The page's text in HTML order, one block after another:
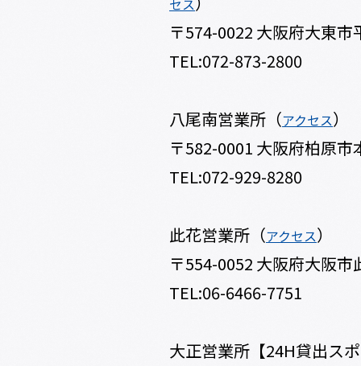
〒574-0022 大阪府大東市
TEL:072-873-2800
八尾南営業所（アクセス）
〒582-0001 大阪府柏原市
TEL:072-929-8280
此花営業所（アクセス）
〒554-0052 大阪府大阪市
TEL:06-6466-7751
大正営業所【24H貸出ス